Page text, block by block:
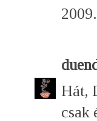
Hát,
csak